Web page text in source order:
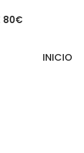
80€
INICIO